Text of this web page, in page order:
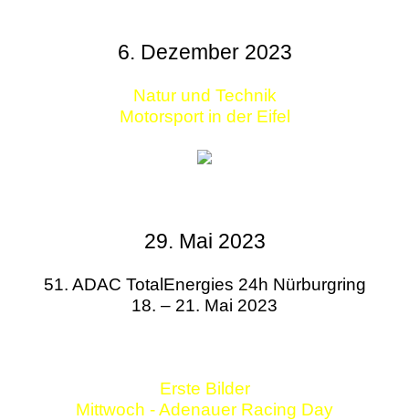
6. Dezember 2023
Natur und Technik
Motorsport in der Eifel
29. Mai 2023
51. ADAC TotalEnergies 24h Nürburgring
18. – 21. Mai 2023
Erste Bilder
Mittwoch - Adenauer Racing Day